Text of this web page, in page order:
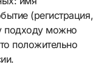
(регистрация,
подходу можно
положительно